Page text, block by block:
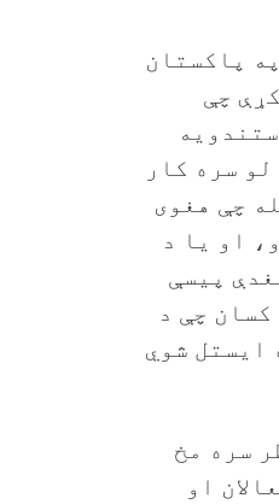
پاکستان
چې
سره کار
چې هغوی
او یا د
پیسې
چې د
ایستل شوي
سره مخ
او